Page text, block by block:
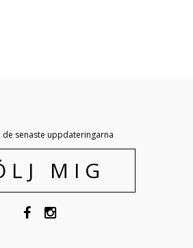
de senaste uppdateringarna
MIG